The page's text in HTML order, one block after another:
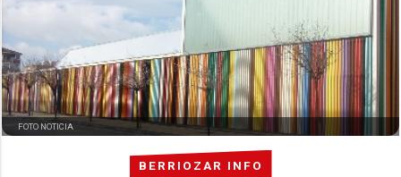
BERRIOZAR INFO
FOTO NOTICIA